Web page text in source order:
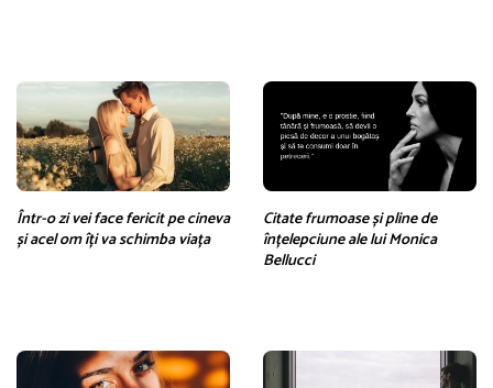
Într-o zi vei face fericit pe cineva
și acel om îți va schimba viața
Citate frumoase și pline de
înțelepciune ale lui Monica
Bellucci